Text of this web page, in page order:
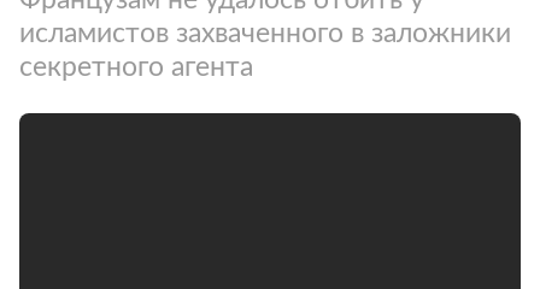
исламистов захваченного в заложники
секретного агента